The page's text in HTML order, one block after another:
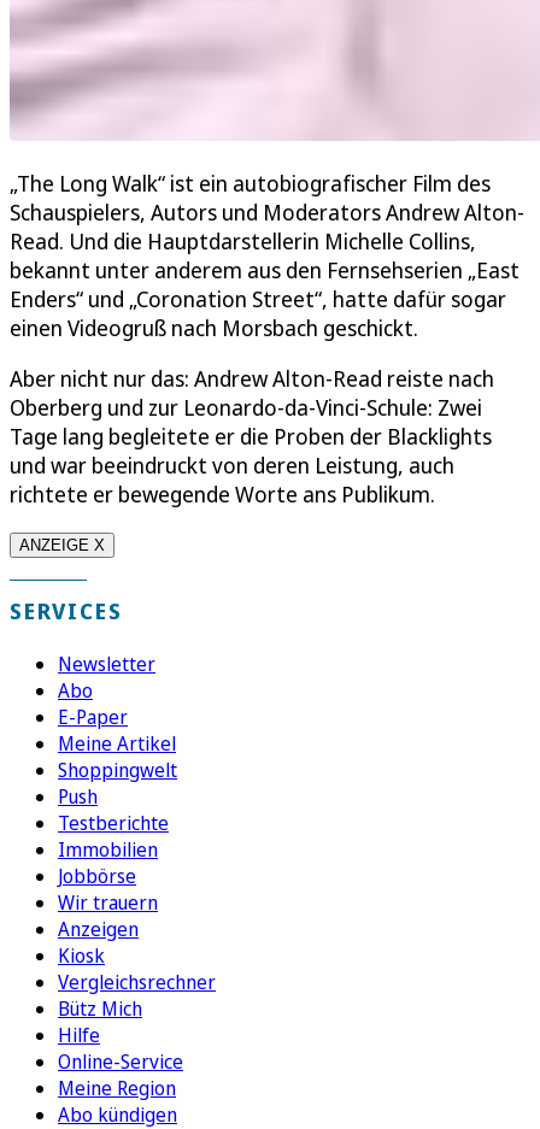
„The Long Walk“ ist ein autobiografischer Film des
Schauspielers, Autors und Moderators Andrew Alton-
Read. Und die Hauptdarstellerin Michelle Collins,
bekannt unter anderem aus den Fernsehserien „East
Enders“ und „Coronation Street“, hatte dafür sogar
einen Videogruß nach Morsbach geschickt.
Aber nicht nur das: Andrew Alton-Read reiste nach
Oberberg und zur Leonardo-da-Vinci-Schule: Zwei
Tage lang begleitete er die Proben der Blacklights
und war beeindruckt von deren Leistung, auch
richtete er bewegende Worte ans Publikum.
ANZEIGE X
SERVICES
Newsletter
Abo
E-Paper
Meine Artikel
Shoppingwelt
Push
Testberichte
Immobilien
Jobbörse
Wir trauern
Anzeigen
Kiosk
Vergleichsrechner
Bütz Mich
Hilfe
Online-Service
Meine Region
Abo kündigen